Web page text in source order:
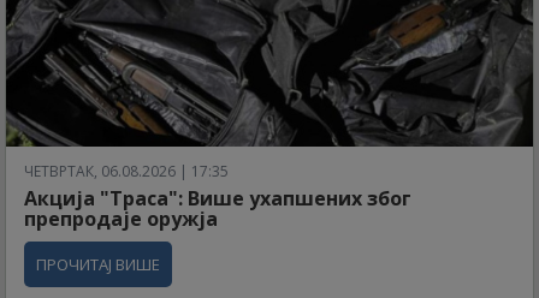
ЧЕТВРТАК, 06.08.2026 | 17:35
Акција "Траса": Више ухапшених због
препродаје оружја
ПРОЧИТАЈ ВИШЕ